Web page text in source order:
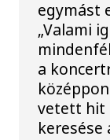
egymást
„Valami
a
vetett hit
keresése